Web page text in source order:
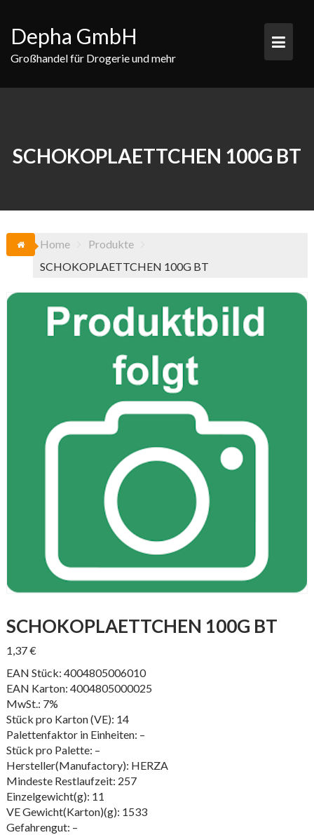
content
Depha GmbH
Großhandel für Drogerie und mehr
SCHOKOPLAETTCHEN 100G BT
Home
Produkte
SCHOKOPLAETTCHEN 100G BT
SCHOKOPLAETTCHEN 100G BT
1,37€
EAN Stück: 4004805006010
EAN Karton: 4004805000025
MwSt.: 7%
Stück pro Karton (VE): 14
Palettenfaktor in Einheiten: –
Stück pro Palette: –
Hersteller(Manufactory): HERZA
Mindeste Restlaufzeit: 257
Einzelgewicht(g): 11
VE Gewicht(Karton)(g): 1533
Gefahrengut: –